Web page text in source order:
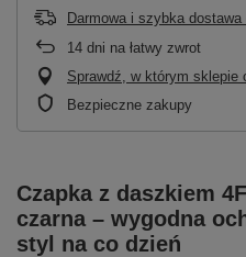
Darmowa i szybka dostawa
14 dni na łatwy zwrot
Sprawdź, w którym sklepie
Bezpieczne zakupy
Czapka z daszkiem
czarna – wygodna
styl na co dzień